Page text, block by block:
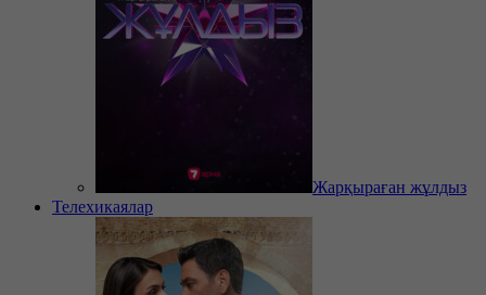
Жарқыраған жұлдыз
Телехикаялар